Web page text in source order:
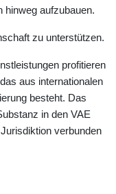
hinweg aufzubauen.
zu unterstützen.
profitieren
aus internationalen
besteht. Das
in den VAE
verbunden